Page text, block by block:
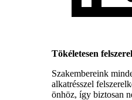
Tökéletesen
Szakembereink
alkatrésszel
önhöz, így biztosan